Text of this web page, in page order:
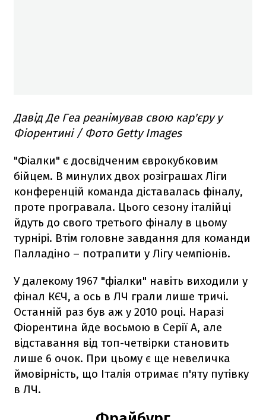
Давід Де Геа реанімував свою кар'єру у
Фіорентині / Фото Getty Images
"Фіалки" є досвідченим єврокубковим
бійцем. В минулих двох розіграшах Ліги
конференцій команда діставалась фіналу,
проте програвала. Цього сезону італійці
йдуть до свого третього фіналу в цьому
турнірі. Втім головне завдання для команди
Палладіно – потрапити у Лігу чемпіонів.
У далекому 1967 "фіалки" навіть виходили у
фінал КЄЧ, а ось в ЛЧ грали лише тричі.
Останній раз був аж у 2010 році. Наразі
Фіорентина йде восьмою в Серії А, але
відставання від топ-четвірки становить
лише 6 очок. При цьому є ще невеличка
ймовірність, що Італія отримає п'яту путівку
в ЛЧ.